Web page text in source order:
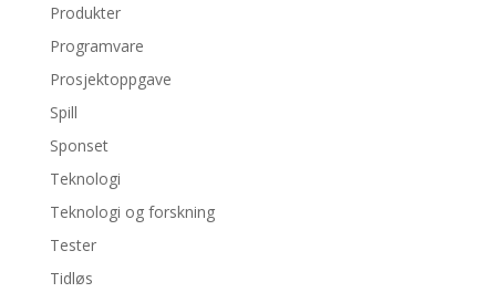
Produkter
Programvare
Prosjektoppgave
Spill
Sponset
Teknologi
Teknologi og forskning
Tester
Tidløs